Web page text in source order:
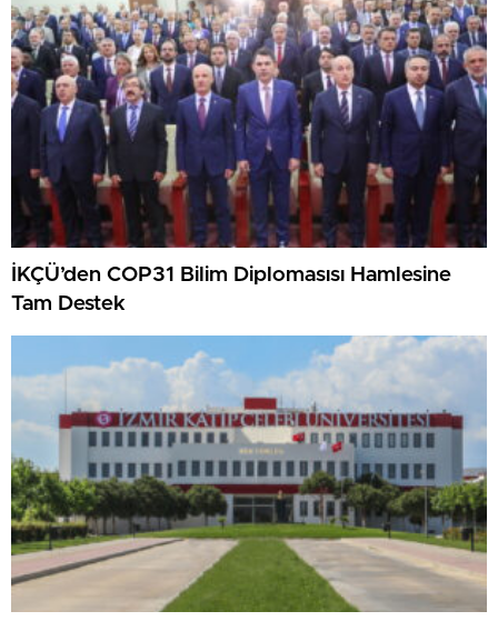
İKÇÜ’den COP31 Bilim Diplomasısı Hamlesine
Tam Destek